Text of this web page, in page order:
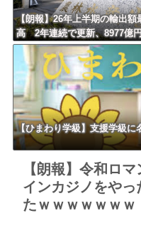
【朗報】26年上半期の輸出額
高 2年連続で更新、8977億円
農水省「インバウンドの増加
伴い、日本食の認知度が向上
【ひまわり学級】支援学級に
【朗報】令和ロ
インカジノをや
たｗｗｗｗｗｗｗ